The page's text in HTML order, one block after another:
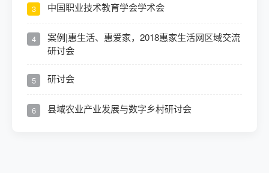
3 中国职业技术教育学会学术会
4
案例|惠生活、惠爱家，2018惠家生活网区域交流
研讨会
5 研讨会
6 县域农业产业发展与数字乡村研讨会